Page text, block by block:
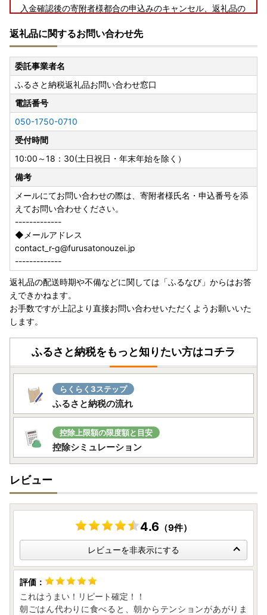
入金確認後の寄附者様都合の申込みのキャンセル、返礼品の
また、備考欄に不在日等の記載なく、受取人様のご都合によ
り返礼品を受取られなかった場合の再送は致しかねますので
ご了承くださいませ。
返礼品に関するお問い合わせ先
委託事業者名
ふるさと納税返礼品お問い合わせ窓口
電話番号
050-1750-0710
受付時間
10:00～18：30(土日祝日・年末年始を除く）
備考
メールにてお問い合わせの際は、寄附者様氏名・申込番号を添
えてお問い合わせください。
-------------
◆メールアドレス
contact_r-g@furusatonouzei.jp
-------------
返礼品の配送時期や不備などに関しては「ふるなび」からはお答
えできかねます。
お手数ですが上記より直接お問い合わせいただくようお願いいた
します。
ふるさと納税をもっと知りたい方はコチラ
らくらく3ステップ
ふるさと納税の流れ
控除上限額の限度額と目安
控除シミュレーション
レビュー
4.6 （9件）
レビューを非表示にする
これはうまい！リピート確定！！
朝ごはん代わりに食べると、朝からテンションがあがりま